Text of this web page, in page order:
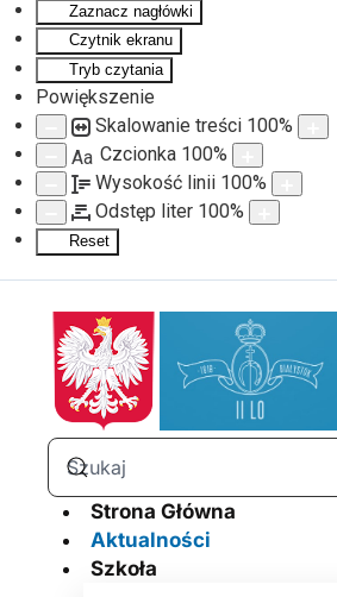
Zaznacz nagłówki
Czytnik ekranu
Tryb czytania
Powiększenie
Skalowanie treści 100%
Aa Czcionka 100%
Wysokość linii 100%
Odstęp liter 100%
Reset
Strona Główna
Aktualności
Szkoła